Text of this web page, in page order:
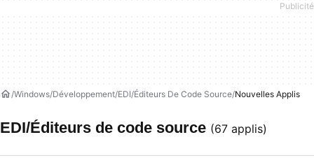
Windows Développement EDI/Éditeurs De Code Source Nouvelles Applis
EDI/Éditeurs de code source (67 applis)